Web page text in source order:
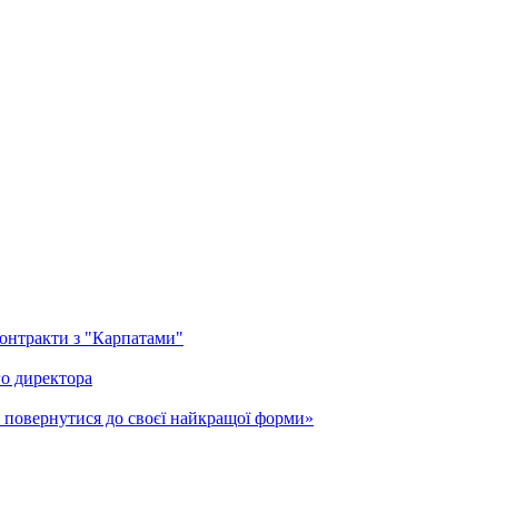
з "Карпатами"
директора
до своєї найкращої форми»